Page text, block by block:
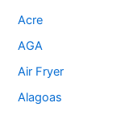
Acre
AGA
Air Fryer
Alagoas